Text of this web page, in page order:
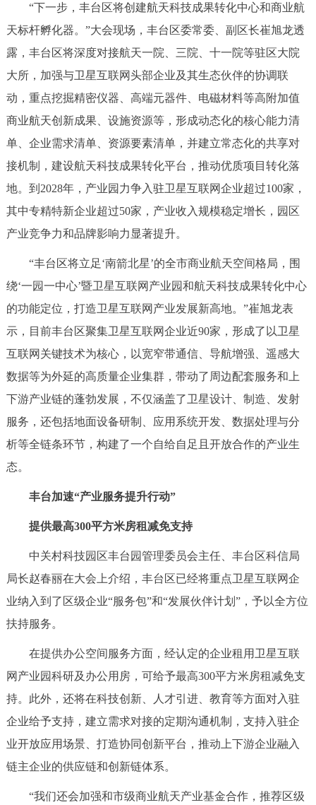
“下一步，丰台区将创建航天科技成果转化中心和商业航
天标杆孵化器。”大会现场，丰台区委常委、副区长崔旭龙透
露，丰台区将深度对接航天一院、三院、十一院等驻区大院
大所，加强与卫星互联网头部企业及其生态伙伴的协调联
动，重点挖掘精密仪器、高端元器件、电磁材料等高附加值
商业航天创新成果、设施资源等，形成动态化的核心能力清
单、企业需求清单、资源要素清单，并建立常态化的共享对
接机制，建设航天科技成果转化平台，推动优质项目转化落
地。到2028年，产业园力争入驻卫星互联网企业超过100家，
其中专精特新企业超过50家，产业收入规模稳定增长，园区
产业竞争力和品牌影响力显著提升。
“丰台区将立足‘南箭北星’的全市商业航天空间格局，围
绕‘一园一中心’暨卫星互联网产业园和航天科技成果转化中心
的功能定位，打造卫星互联网产业发展新高地。”崔旭龙表
示，目前丰台区聚集卫星互联网企业近90家，形成了以卫星
互联网关键技术为核心，以宽窄带通信、导航增强、遥感大
数据等为外延的高质量企业集群，带动了周边配套服务和上
下游产业链的蓬勃发展，不仅涵盖了卫星设计、制造、发射
服务，还包括地面设备研制、应用系统开发、数据处理与分
析等全链条环节，构建了一个自给自足且开放合作的产业生
态。
丰台加速“产业服务提升行动”
提供最高300平方米房租减免支持
中关村科技园区丰台园管理委员会主任、丰台区科信局
局长赵春丽在大会上介绍，丰台区已经将重点卫星互联网企
业纳入到了区级企业“服务包”和“发展伙伴计划”，予以全方位
扶持服务。
在提供办公空间服务方面，经认定的企业租用卫星互联
网产业园科研及办公用房，可给予最高300平方米房租减免支
持。此外，还将在科技创新、人才引进、教育等方面对入驻
企业给予支持，建立需求对接的定期沟通机制，支持入驻企
业开放应用场景、打造协同创新平台，推动上下游企业融入
链主企业的供应链和创新链体系。
“我们还会加强和市级商业航天产业基金合作，推荐区级